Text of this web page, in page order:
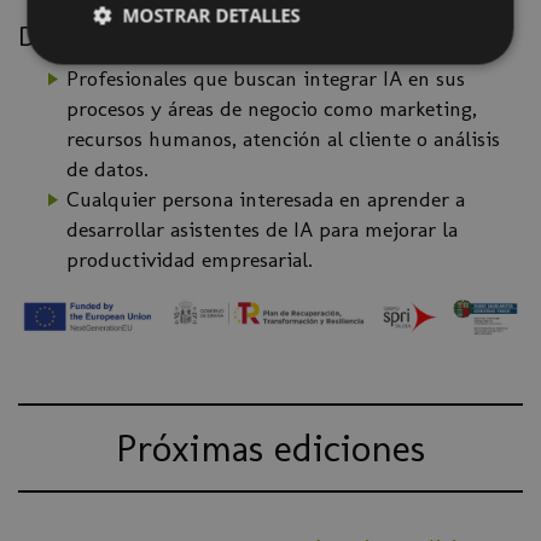
Dirigido a:
Profesionales que buscan integrar IA en sus
procesos y áreas de negocio como marketing,
recursos humanos, atención al cliente o análisis
de datos.
Cualquier persona interesada en aprender a
desarrollar asistentes de IA para mejorar la
productividad empresarial.
Próximas ediciones
MOSTRAR DETALLES